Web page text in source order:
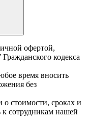
офертой,
кодекса
время вносить
без
стоимости, сроках и
к сотрудникам нашей